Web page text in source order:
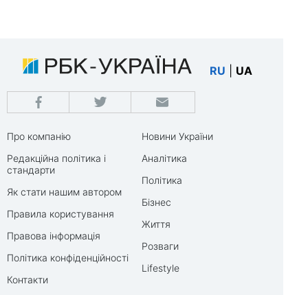
RU UA
Про компанію
Редакційна політика і
стандарти
Як стати нашим автором
Правила користування
Правова інформація
Політика конфіденційності
Контакти
Новини України
Аналітика
Політика
Бізнес
Життя
Розваги
Lifestyle